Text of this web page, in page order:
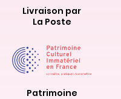
Livraison par
La Poste
Patrimoine